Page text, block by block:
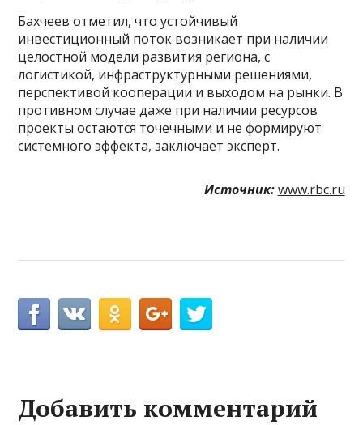
Бахчеев отметил, что устойчивый
инвестиционный поток возникает при наличии
целостной модели развития региона, с
логистикой, инфраструктурными решениями,
перспективой кооперации и выходом на рынки. В
противном случае даже при наличии ресурсов
проекты остаются точечными и не формируют
системного эффекта, заключает эксперт.
Источник: www.rbc.ru
Добавить комментарий